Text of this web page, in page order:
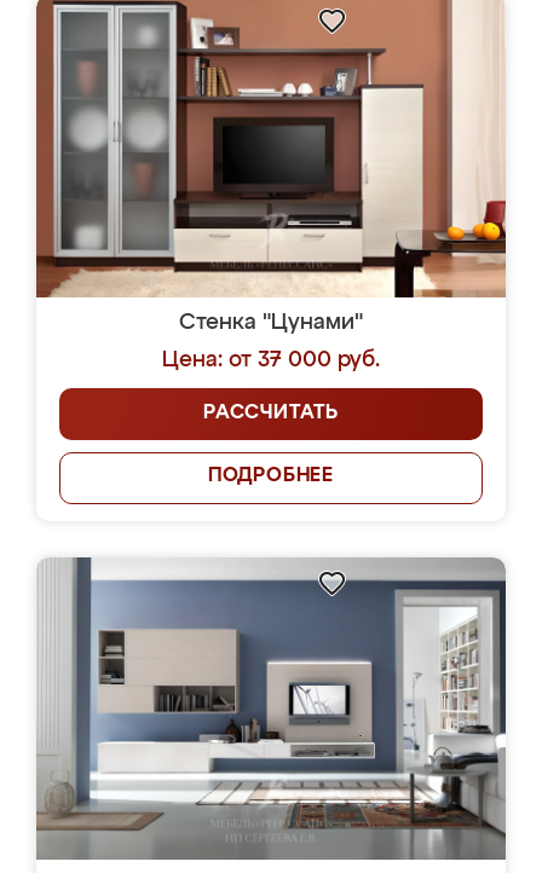
Стенка "Цунами"
Цена: от 37 000 руб.
РАССЧИТАТЬ
ПОДРОБНЕЕ